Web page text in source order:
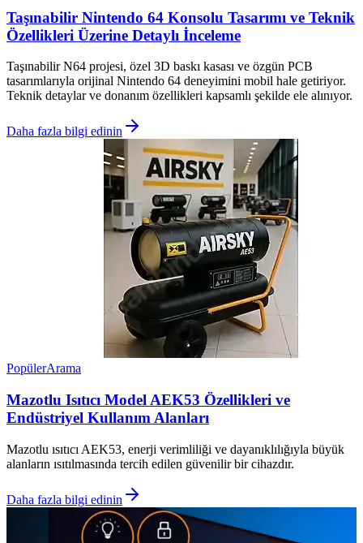
Taşınabilir Nintendo 64 Konsolu Tasarımı ve Teknik
Özellikleri Üzerine Detaylı İnceleme
Taşınabilir N64 projesi, özel 3D baskı kasası ve özgün PCB
tasarımlarıyla orijinal Nintendo 64 deneyimini mobil hale getiriyor.
Teknik detaylar ve donanım özellikleri kapsamlı şekilde ele alınıyor.
Daha fazla bilgi edinin
PopülerArama
Mazotlu Isıtıcı Model AEK53 Özellikleri ve
Endüstriyel Kullanım Alanları
Mazotlu ısıtıcı AEK53, enerji verimliliği ve dayanıklılığıyla büyük
alanların ısıtılmasında tercih edilen güvenilir bir cihazdır.
Daha fazla bilgi edinin